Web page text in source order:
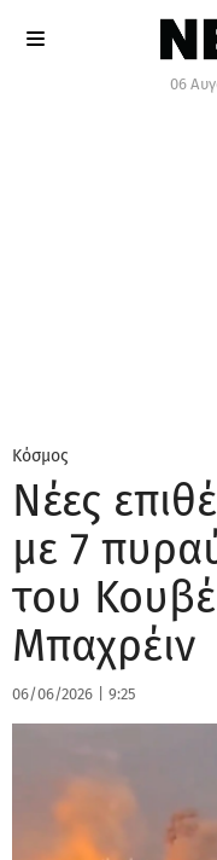
06
Κόσμος
Νέες
με 7
του
Μπαχρέιν
06/06/2026 9:25